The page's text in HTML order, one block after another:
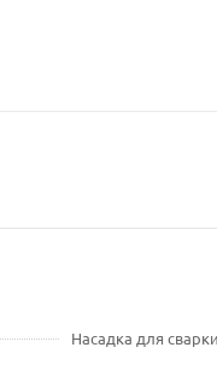
Насадка для